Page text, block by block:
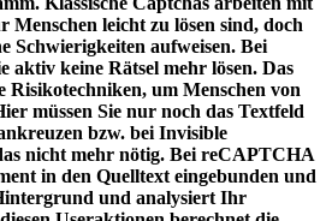
Menschen leicht zu lösen sind, doch
Schwierigkeiten aufweisen. Bei
aktiv keine Rätsel mehr lösen. Das
Risikotechniken, um Menschen von
müssen Sie nur noch das Textfeld
bzw. bei Invisible
nicht mehr nötig. Bei reCAPTCHA
in den Quelltext eingebunden und
und analysiert Ihr